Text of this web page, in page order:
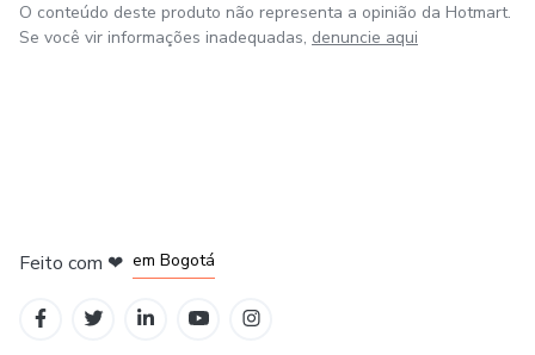
O conteúdo deste produto não representa a opinião da Hotmart.
Se você vir informações inadequadas, denuncie aqui
Feito com ❤ em Bogotá